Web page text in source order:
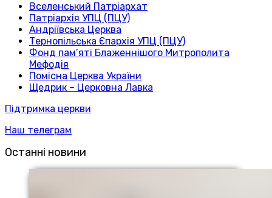
Вселенський Патріархат
Патріархія УПЦ (ПЦУ)
Андріївська Церква
Тернопільська Єпархія УПЦ (ПЦУ)
Фонд пам’яті Блаженнішого Митрополита
Мефодія
Помісна Церква України
Щедрик – Церковна Лавка
Підтримка церкви
Наш телеграм
Останні новини